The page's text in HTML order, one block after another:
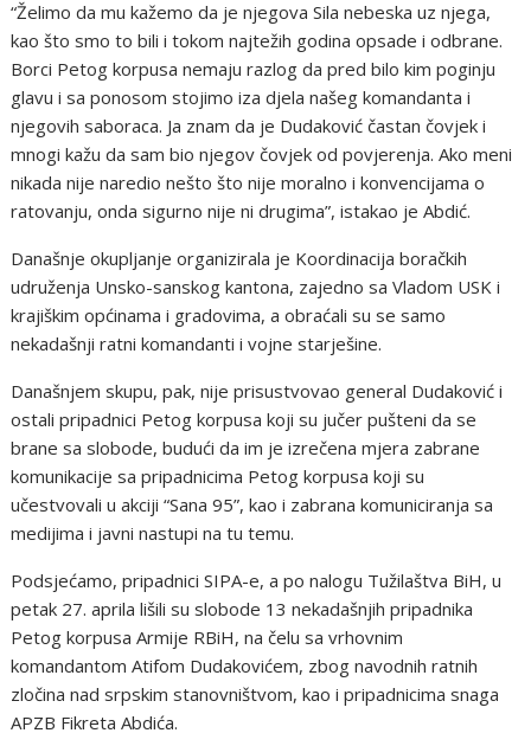
“Želimo da mu kažemo da je njegova Sila nebeska uz njega,
kao što smo to bili i tokom najtežih godina opsade i odbrane.
Borci Petog korpusa nemaju razlog da pred bilo kim poginju
glavu i sa ponosom stojimo iza djela našeg komandanta i
njegovih saboraca. Ja znam da je Dudaković častan čovjek i
mnogi kažu da sam bio njegov čovjek od povjerenja. Ako meni
nikada nije naredio nešto što nije moralno i konvencijama o
ratovanju, onda sigurno nije ni drugima”, istakao je Abdić.
Današnje okupljanje organizirala je Koordinacija boračkih
udruženja Unsko-sanskog kantona, zajedno sa Vladom USK i
krajiškim općinama i gradovima, a obraćali su se samo
nekadašnji ratni komandanti i vojne starješine.
Današnjem skupu, pak, nije prisustvovao general Dudaković i
ostali pripadnici Petog korpusa koji su jučer pušteni da se
brane sa slobode, budući da im je izrečena mjera zabrane
komunikacije sa pripadnicima Petog korpusa koji su
učestvovali u akciji “Sana 95”, kao i zabrana komuniciranja sa
medijima i javni nastupi na tu temu.
Podsjećamo, pripadnici SIPA-e, a po nalogu Tužilaštva BiH, u
petak 27. aprila lišili su slobode 13 nekadašnjih pripadnika
Petog korpusa Armije RBiH, na čelu sa vrhovnim
komandantom Atifom Dudakovićem, zbog navodnih ratnih
zločina nad srpskim stanovništvom, kao i pripadnicima snaga
APZB Fikreta Abdića.